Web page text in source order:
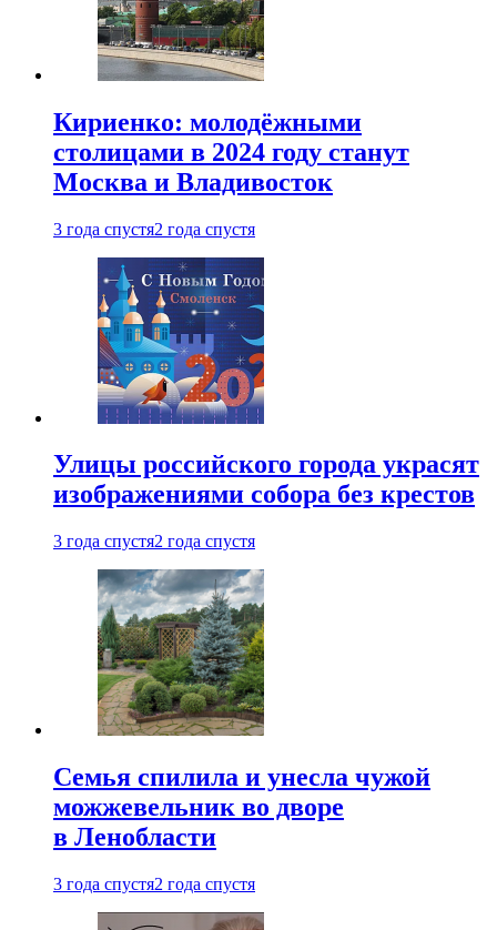
Кириенко: молодёжными
столицами в 2024 году станут
Москва и Владивосток
3 года спустя2 года спустя
Улицы российского города украсят
изображениями собора без крестов
3 года спустя2 года спустя
Семья спилила и унесла чужой
можжевельник во дворе
в Ленобласти
3 года спустя2 года спустя